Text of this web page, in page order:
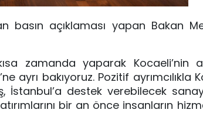
basın açıklaması yapan Bakan
zamanda yaparak Kocaeli’nin
ayrı bakıyoruz. Pozitif ayrımcılıkla
İstanbul’a destek verebilecek
bir an önce insanların